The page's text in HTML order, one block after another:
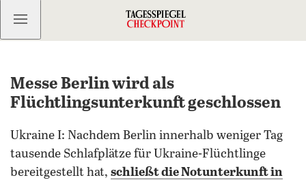
Kostenlos anmelden
Messe Berlin wird als
Flüchtlingsunterkunft geschlossen
Ukraine I: Nachdem Berlin innerhalb weniger Tag
tausende Schlafplätze für Ukraine-Flüchtlinge
bereitgestellt hat, schließt die Notunterkunft in